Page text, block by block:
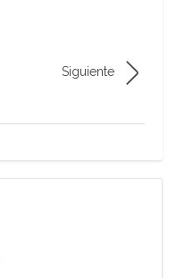
Siguiente